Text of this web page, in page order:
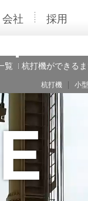
会社 採用
覧 杭打機ができる
杭打機 | 小